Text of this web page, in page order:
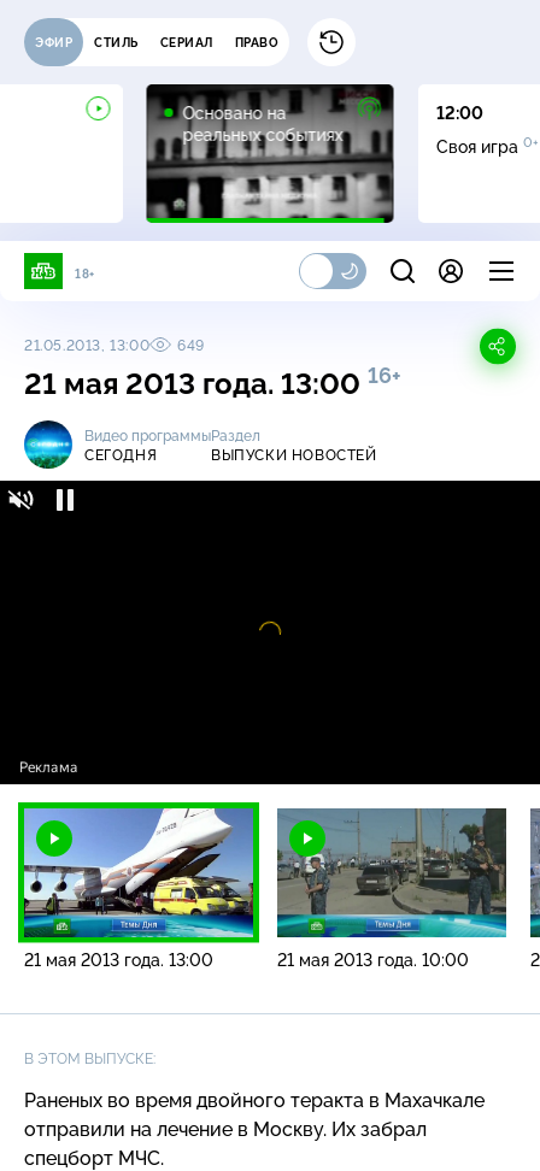
ЭФИР СТИЛЬ СЕРИАЛ ПРАВО
Основано на
реальных событиях
16+
12:00
Своя игра 0+
18+
21.05.2013, 13:00 649
21 мая 2013 года. 13:00 16+
Видео программы
СЕГОДНЯ
Раздел
ВЫПУСКИ НОВОСТЕЙ
Видео
21 мая 2013 года. 13:00 21 мая 2013 года. 10:00
В ЭТОМ ВЫПУСКЕ:
Раненых во время двойного теракта в Махачкале
отправили на лечение в Москву. Их забрал
спецборт МЧС.